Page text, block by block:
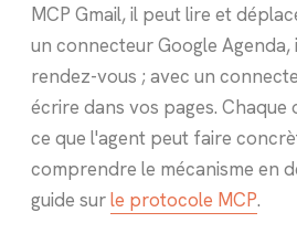
MCP Gmail, il peut lire et
un connecteur Google
rendez-vous ; avec un
écrire dans vos pages.
ce que l'agent peut faire
comprendre le mécanisme en
guide surle protocole MCP.